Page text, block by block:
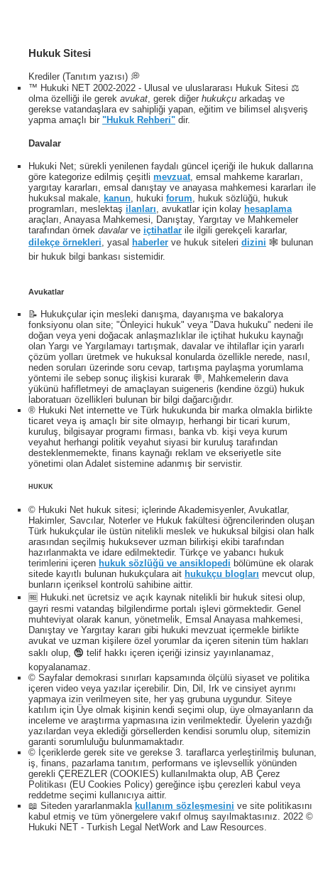
Hukuk Sitesi
Krediler (Tanıtım yazısı) 💭
™ Hukuki NET 2002-2022 - Ulusal ve uluslararası Hukuk Sitesi ⚖️
olma özelliği ile gerek avukat, gerek diğer hukukçu arkadaş ve
gerekse vatandaşlara ev sahipliği yapan, eğitim ve bilimsel alışveriş
yapma amaçlı bir "Hukuk Rehberi" dir.
Davalar
Hukuki Net; sürekli yenilenen faydalı güncel içeriği ile hukuk dallarına
göre kategorize edilmiş çeşitli mevzuat , emsal mahkeme kararları,
yargıtay kararları, emsal danıştay ve anayasa mahkemesi kararları ile
hukuksal makale,
kanun , hukuki forum , hukuk sözlüğü, hukuk
programları, meslektaş ilanları , avukatlar için kolay hesaplama
araçları, Anayasa Mahkemesi, Danıştay, Yargıtay ve Mahkemeler
tarafından örnek davalarve içtihatlar ile ilgili gerekçeli kararlar,
dilekçe örnekleri , yasal haberler ve hukuk siteleri dizini 🕸 bulunan
bir hukuk bilgi bankası sistemidir.
Avukatlar
📝 Hukukçular için mesleki danışma, dayanışma ve bakalorya
fonksiyonu olan site; "Önleyici hukuk" veya "Dava hukuku" nedeni ile
doğan veya yeni doğacak anlaşmazlıklar ile içtihat hukuku kaynağı
olan Yargı ve Yargılamayı tartışmak, davalar ve ihtilaflar için yararlı
çözüm yolları üretmek ve hukuksal konularda özellikle nerede, nasıl,
neden soruları üzerinde soru cevap, tartışma paylaşma yorumlama
yöntemi ile sebep sonuç ilişkisi kurarak 💬, Mahkemelerin dava
yükünü hafifletmeyi de amaçlayan suigeneris (kendine özgü) hukuk
laboratuarı özellikleri bulunan bir bilgi dağarcığıdır.
® Hukuki Net internette ve Türk hukukunda bir marka olmakla birlikte
ticaret veya iş amaçlı bir site olmayıp, herhangi bir ticari kurum,
kuruluş, bilgisayar programı firması, banka vb. kişi veya kurum
veyahut herhangi politik veyahut siyasi bir kuruluş tarafından
desteklenmemekte, finans kaynağı reklam ve ekseriyetle site
yönetimi olan Adalet sistemine adanmış bir servistir.
HUKUK
© Hukuki Net hukuk sitesi; içlerinde Akademisyenler, Avukatlar,
Hakimler, Savcılar, Noterler ve Hukuk fakültesi öğrencilerinden oluşan
Türk hukukçular ile üstün nitelikli meslek ve hukuksal bilgisi olan halk
arasından seçilmiş hukuksever uzman bilirkişi ekibi tarafından
hazırlanmakta ve idare edilmektedir. Türkçe ve yabancı hukuk
terimlerini içeren hukuk sözlüğü ve ansiklopedi bölümüne ek olarak
sitede kayıtlı bulunan hukukçulara ait hukukçu blogları mevcut olup,
bunların içeriksel kontrolü sahibine aittir.
🆓 Hukuki.net ücretsiz ve açık kaynak nitelikli bir hukuk sitesi olup,
gayri resmi vatandaş bilgilendirme portalı işlevi görmektedir. Genel
muhteviyat olarak kanun, yönetmelik, Emsal Anayasa mahkemesi,
Danıştay ve Yargıtay kararı gibi hukuki mevzuat içermekle birlikte
avukat ve uzman kişilere özel yorumlar da içeren sitenin tüm hakları
saklı olup, 🕲 telif hakkı içeren içeriği izinsiz yayınlanamaz,
kopyalanamaz.
© Sayfalar demokrasi sınırları kapsamında ölçülü siyaset ve politika
içeren video veya yazılar içerebilir. Din, Dil, Irk ve cinsiyet ayrımı
yapmaya izin verilmeyen site, her yaş grubuna uygundur. Siteye
katılım için Üye olmak kişinin kendi seçimi olup, üye olmayanların da
inceleme ve araştırma yapmasına izin verilmektedir. Üyelerin yazdığı
yazılardan veya eklediği görsellerden kendisi sorumlu olup, sitemizin
garanti sorumluluğu bulunmamaktadır.
© İçeriklerde gerek site ve gerekse 3. taraflarca yerleştirilmiş bulunan,
iş, finans, pazarlama tanıtım, performans ve işlevsellik yönünden
gerekli ÇEREZLER (COOKIES) kullanılmakta olup, AB Çerez
Politikası (EU Cookies Policy) gereğince işbu çerezleri kabul veya
reddetme seçimi kullanıcıya aittir.
📖 Siteden yararlanmakla kullanım sözleşmesini ve site politikasını
kabul etmiş ve tüm yönergelere vakıf olmuş sayılmaktasınız. 2022 ©
Hukuki NET - Turkish Legal NetWork and Law Resources.